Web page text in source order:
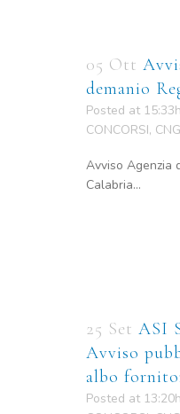
05 Ott
demanio
Posted at 15:33h
CONCORSI,
Avviso Agenzia
Calabria...
25 Set ASI
Avviso
albo
Posted at 13:20h